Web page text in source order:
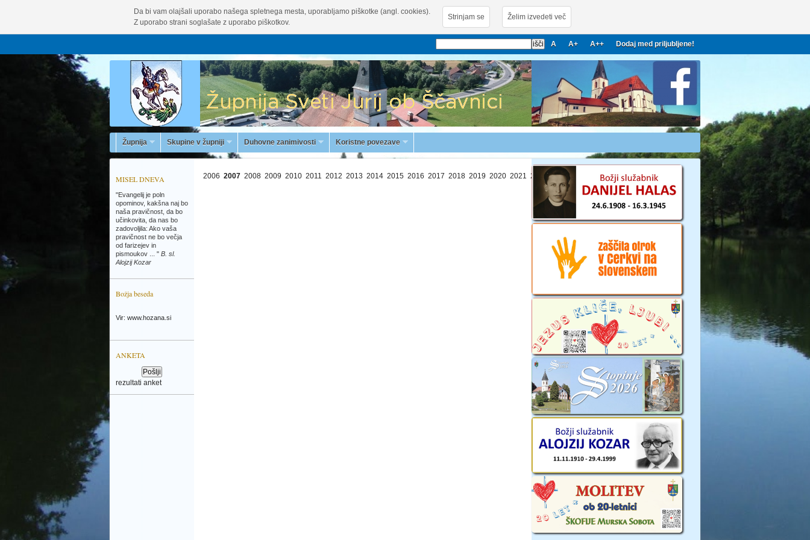
Da bi vam olajšali uporabo našega spletnega mesta, uporabljamo piškotke (angl. cookies).
Z uporabo strani soglašate z uporabo piškotkov.
Strinjam se Želim izvedeti več
A A+ A++ Dodaj med priljubljene!
Župnija Skupine v župniji Duhovne zanimivosti Koristne povezave
MISEL DNEVA
"Evangelij je poln
opominov, kakšna naj bo
naša pravičnost, da bo
učinkovita, da nas bo
zadovoljila: Ako vaša
pravičnost ne bo večja
od farizejev in
pismoukov ... " B. sl.
Alojzij Kozar
Božja beseda
Vir: www.hozana.si
ANKETA
rezultati anket
2006 2007 2008 2009 2010 2011 2012 2013 2014 2015 2016 2017 2018 2019 2020 2021 2022 2023 2025 2026